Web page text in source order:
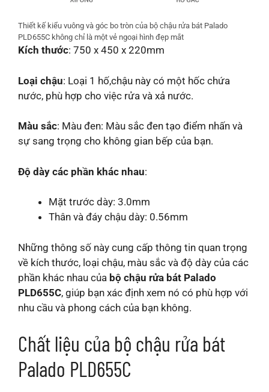
Thiết kế kiểu vuông và góc bo tròn của bộ chậu rửa bát Palado
PLD655C không chỉ là một vẻ ngoại hình đẹp mắt
Kích thước: 750 x 450 x 220mm
Loại chậu: Loại 1 hố,chậu này có một hốc chứa
nước, phù hợp cho việc rửa và xả nước.
Màu sắc: Màu đen: Màu sắc đen tạo điểm nhấn và
sự sang trọng cho không gian bếp của bạn.
Độ dày các phần khác nhau:
Mặt trước dày: 3.0mm
Thân và đáy chậu dày: 0.56mm
Những thông số này cung cấp thông tin quan trọng
về kích thước, loại chậu, màu sắc và độ dày của các
phần khác nhau của bộ chậu rửa bát Palado
PLD655C, giúp bạn xác định xem nó có phù hợp với
nhu cầu và phong cách của bạn không.
Chất liệu của bộ chậu rửa bát
Palado PLD655C